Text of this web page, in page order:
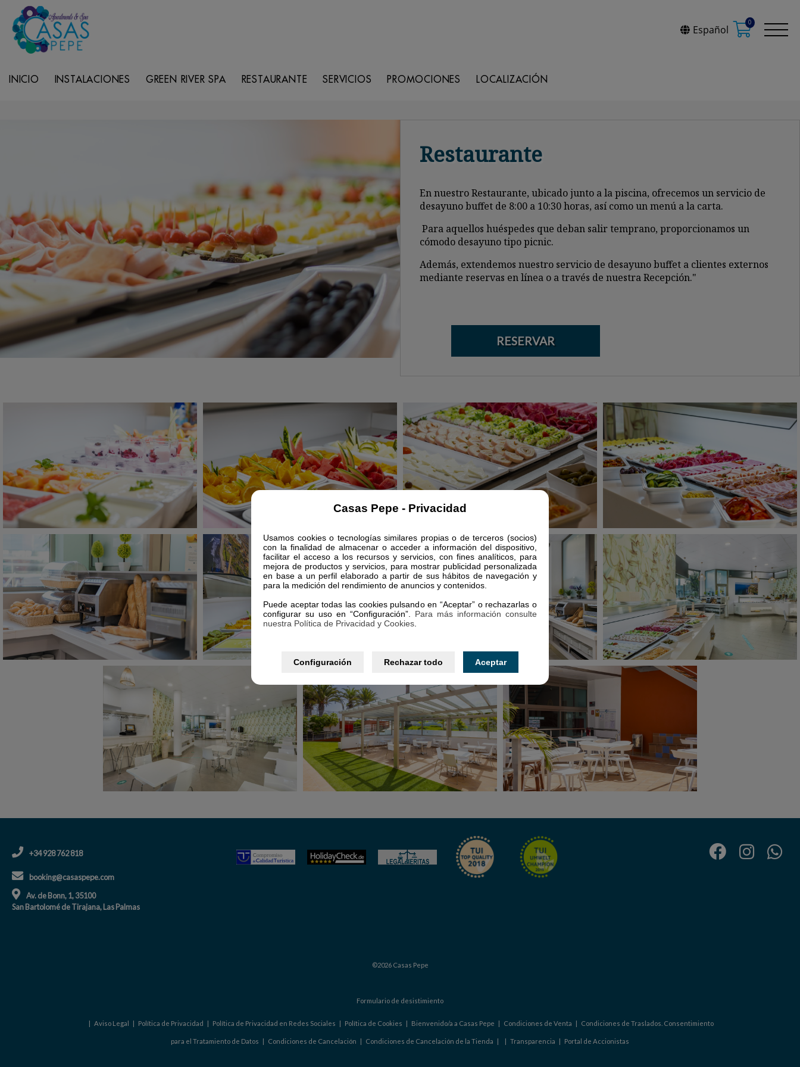
Casas Pepe - Privacidad
Usamos cookies o tecnologías similares propias o de terceros (socios)
con la finalidad de almacenar o acceder a información del dispositivo,
facilitar el acceso a los recursos y servicios, con fines analíticos, para
mejora de productos y servicios, para mostrar publicidad personalizada
en base a un perfil elaborado a partir de sus hábitos de navegación y
para la medición del rendimiento de anuncios y contenidos.
Puede aceptar todas las cookies pulsando en “Aceptar” o rechazarlas o
configurar su uso en “Configuración”. Para más información consulte
nuestra Política de Privacidad y Cookies
Configuración Rechazar todo Aceptar
Español
0
INICIO INSTALACIONES GREEN RIVER SPA RESTAURANTE SERVICIOS PROMOCIONES LOCALIZACIÓN
Restaurante
En nuestro Restaurante, ubicado junto a la piscina, ofrecemos un servicio de
desayuno buffet de 8:00 a 10:30 horas, así como un menú a la carta.
Para aquellos huéspedes que deban salir temprano, proporcionamos un
cómodo desayuno tipo picnic.
Además, extendemos nuestro servicio de desayuno buffet a clientes externos
mediante reservas en línea o a través de nuestra Recepción."
RESERVAR
+34 928 762 818
booking@casaspepe.com
Av. de Bonn, 1, 35100
San Bartolomé de Tirajana, Las Palmas
©2026 Casas Pepe
Formulario de desistimiento
| Aviso Legal | Política de Privacidad | Política de Privacidad en Redes Sociales | Política de Cookies | Bienvenido/a a Casas Pepe | Condiciones de Venta | Condiciones de Traslados. Consentimiento
para el Tratamiento de Datos | Condiciones de Cancelación | Condiciones de Cancelación de la Tienda | | Transparencia | Portal de Accionistas